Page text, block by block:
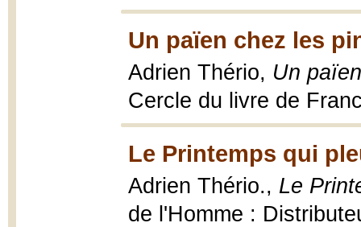
Un païen chez les
Adrien Thério, Un
Cercle du livre de
Le Printemps qui
Adrien Thério., Le
de l'Homme :